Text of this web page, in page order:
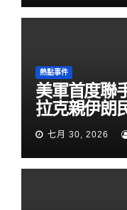
熱點事件
美軍首度聯
拉克親伊朗
七月 30, 2026